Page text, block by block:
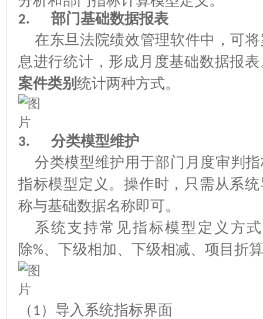
2. 部门基础数据报表
在东旦法院绩效管理软件中，可
息进行统计，形成月度基础数据报
案件类别统计两种方式。
3. 分类模型维护
分类模型维护用于部门月度审判
指标模型定义。操作时，只需从系
称与基础数据名称即可。
系统支持常见指标模型定义方
除%、下级相加、下级相减、项目折算
（ 1 ）导入系统指标界面